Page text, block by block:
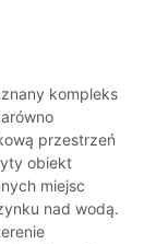
kompleks
przestrzeń
obiekt
miejsc
nad wodą.